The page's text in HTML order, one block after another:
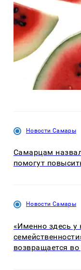
Новости Самары
Самарцам
помогут
Новости Самары
«Именно здесь
возвращается